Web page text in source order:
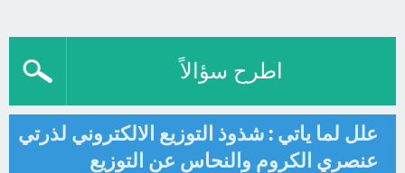
اطرح سؤالاً
علل لما ياتي : شذوذ التوزيع الالكتروني لذرتي
عنصري الكروم والنحاس عن التوزيع